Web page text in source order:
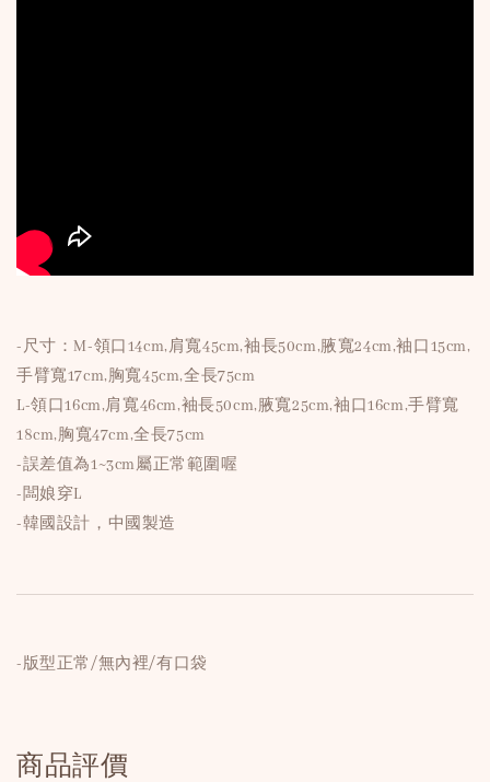
-尺寸：M-領口14cm,肩寬45cm,袖長50cm,腋寬24cm,袖口15cm,
手臂寬17cm,胸寬45cm,全長75cm
L-領口16cm,肩寬46cm,袖長50cm,腋寬25cm,袖口16cm,手臂寬
18cm,胸寬47cm,全長75cm
-誤差值為1~3cm屬正常範圍喔
-闆娘穿L
-韓國設計，中國製造
-版型正常/無內裡/有口袋
商品評價